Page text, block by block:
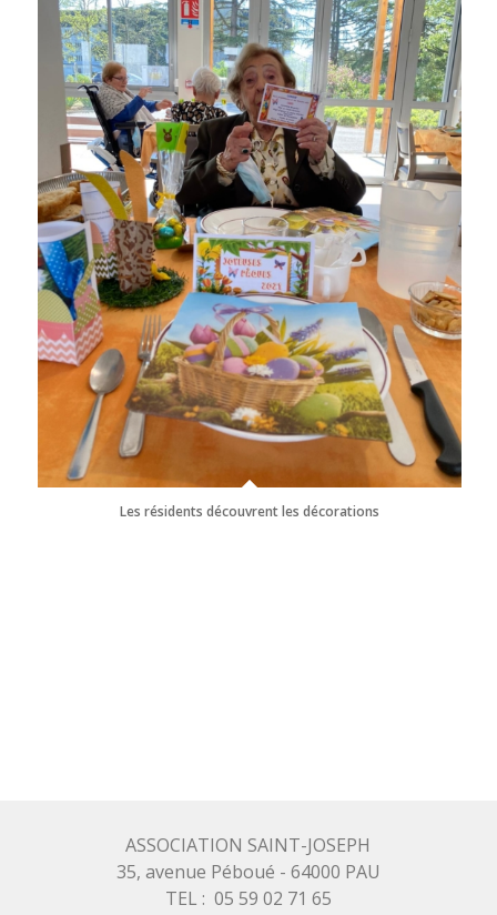
Les résidents découvrent les décorations
ASSOCIATION SAINT-JOSEPH
35, avenue Péboué - 64000 PAU
TEL : 05 59 02 71 65